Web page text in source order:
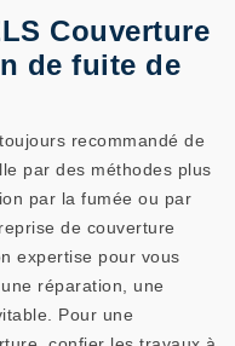
Couverture
de fuite de
recommandé de
par des méthodes plus
par la fumée ou par
de couverture
expertise pour vous
réparation, une
Pour une